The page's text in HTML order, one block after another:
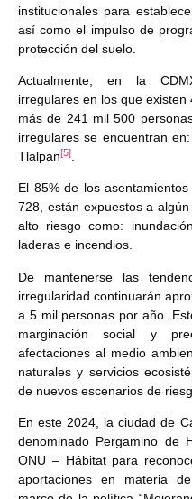
institucionales para
así como el impulso de
protección del suelo.
Actualmente, en la
irregulares en los que
más de 241 mil 500
irregulares se encuentran
Tlalpan[5]
El 85% de los
728, están expuestos a
alto riesgo como:
laderas e incendios.
De mantenerse las
irregularidad continuarán
a 5 mil personas por año.
marginación social y
afectaciones al medio
naturales y servicios
de nuevos escenarios de
En este 2024, la ciudad de
denominado Pergamino de
ONU – Hábitat para
aportaciones en materia